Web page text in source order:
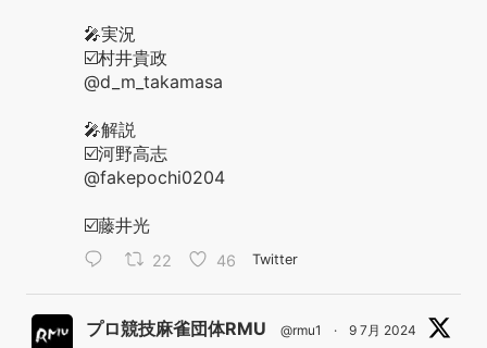
🎤実況
☑️村井貴政
@d_m_takamasa
🎤解説
☑️河野高志
@fakepochi0204
☑️藤井光
22 46 Twitter
プロ競技麻雀団体RMU @rmu1 · 9 7月 2024